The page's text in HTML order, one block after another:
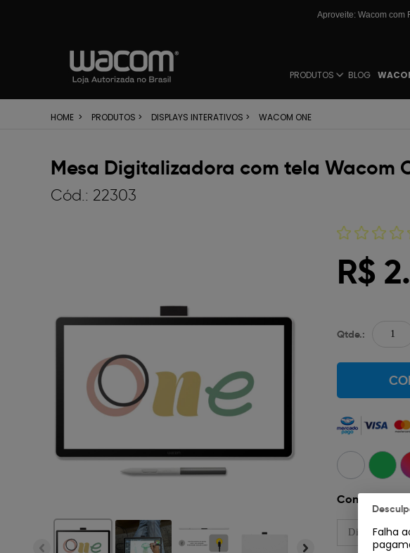
Aproveite: Wacom com
PRODUTOS BLOG
HOME > PRODUTOS > DISPLAYS INTERATIVOS > WACOM ONE
Mesa Digitalizadora com tela Wacom
Cód.: 22303
R$
Qtde.:
Consultar
Falha